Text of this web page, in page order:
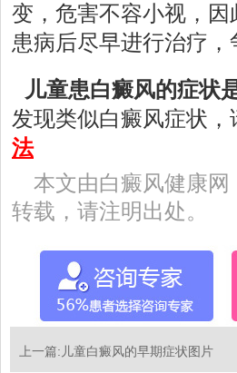
变，危害不容小视，
患病后尽早进行治疗
儿童患白癜风的症状
发现类似白癜风症状
法
本文由白癜风健康网
转载，请注明出处。
上一篇: 儿童白癜风的早期症状图片